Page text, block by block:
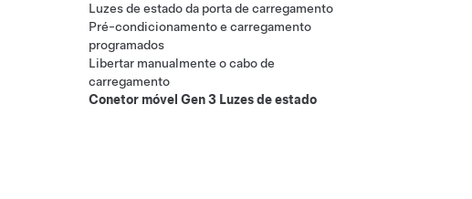
Luzes de estado da porta de carregamento
Pré-condicionamento e carregamento
programados
Libertar manualmente o cabo de
carregamento
Conetor móvel Gen 3 Luzes de estado